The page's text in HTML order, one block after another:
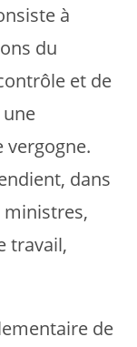
à
du
et de
vergogne.
dans
ministres,
travail,
de